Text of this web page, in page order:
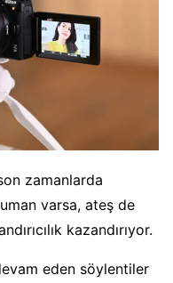
zamanlarda
varsa, ateş de
kazandırıyor.
eden söylentiler